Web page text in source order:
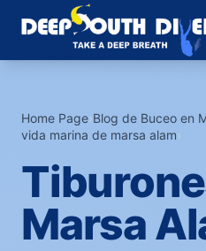
Home Page›Blog de Buceo en
vida marina de marsa alam›
Marsa